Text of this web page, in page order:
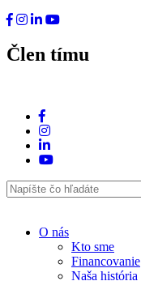
Člen tímu
O nás
Kto sme
Financovanie
Naša história